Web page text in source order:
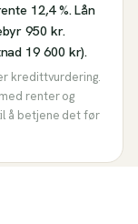
12,4 %. Lån
950 kr.
19 600 kr).
kredittvurdering.
renter og
å betjene det før